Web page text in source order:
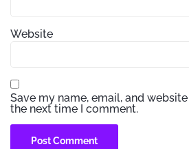
Website
Save my name, email, and
the next time I comment.